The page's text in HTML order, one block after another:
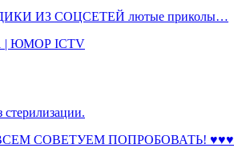
ИЗ СОЦСЕТЕЙ лютые приколы…
| ЮМОР ICTV
СОВЕТУЕМ ПОПРОБОВАТЬ! ♥♥♥